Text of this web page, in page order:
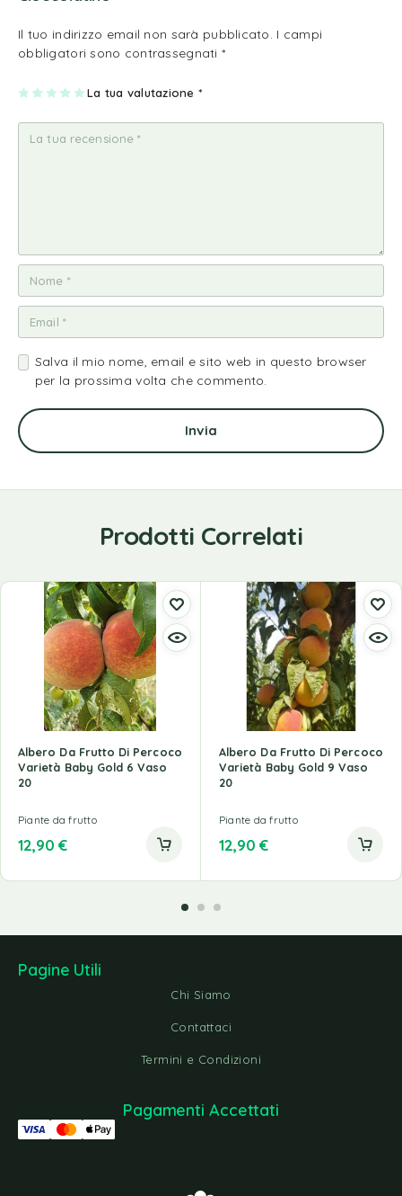
Il tuo indirizzo email non sarà pubblicato. I campi
obbligatori sono contrassegnati *
La tua valutazione *
1
a
2
e
su
5
3
e
su
5
4
e
su
5
5
e
su
5
Salva il mio nome, email e sito web in questo browser
per la prossima volta che commento.
Prodotti Correlati
Albero Da Frutto Di Percoco
Varietà Baby Gold 6 Vaso
20
Piante da frutto
12,90 €
Albero Da Frutto Di Percoco
Varietà Baby Gold 9 Vaso
20
Piante da frutto
12,90 €
Pagine Utili
Chi Siamo
Contattaci
Termini e Condizioni
Pagamenti Accettati